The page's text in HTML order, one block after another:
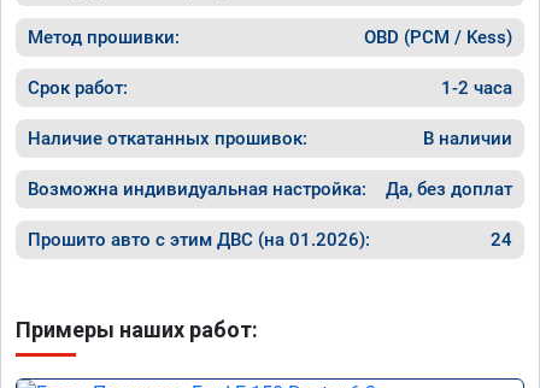
Метод прошивки: OBD (PCM / Kess)
Срок работ: 1-2 часа
Наличие откатанных прошивок: В наличии
Возможна индивидуальная настройка: Да, без доплат
Прошито авто с этим ДВС (на 01.2026): 24
Примеры наших работ: